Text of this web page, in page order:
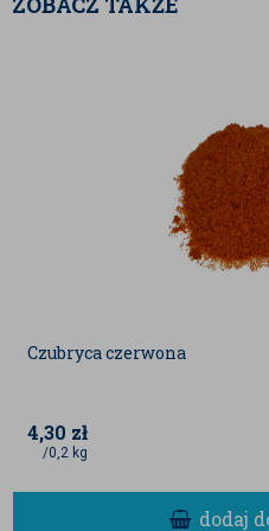
Dodaj go
Świetnie
składnik domowych
czekoladowych,
Śniadania:
jaglanką dla
wartości
Czubryca czerwona
4,30 zł
/0,2 kg
dodaj